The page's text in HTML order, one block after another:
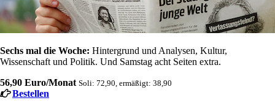
Sechs mal die Woche: Hintergrund und Analysen, Kultur,
Wissenschaft und Politik. Und Samstag acht Seiten extra.
56,90 Euro/Monat Soli: 72,90, ermäßigt: 38,90
Bestellen